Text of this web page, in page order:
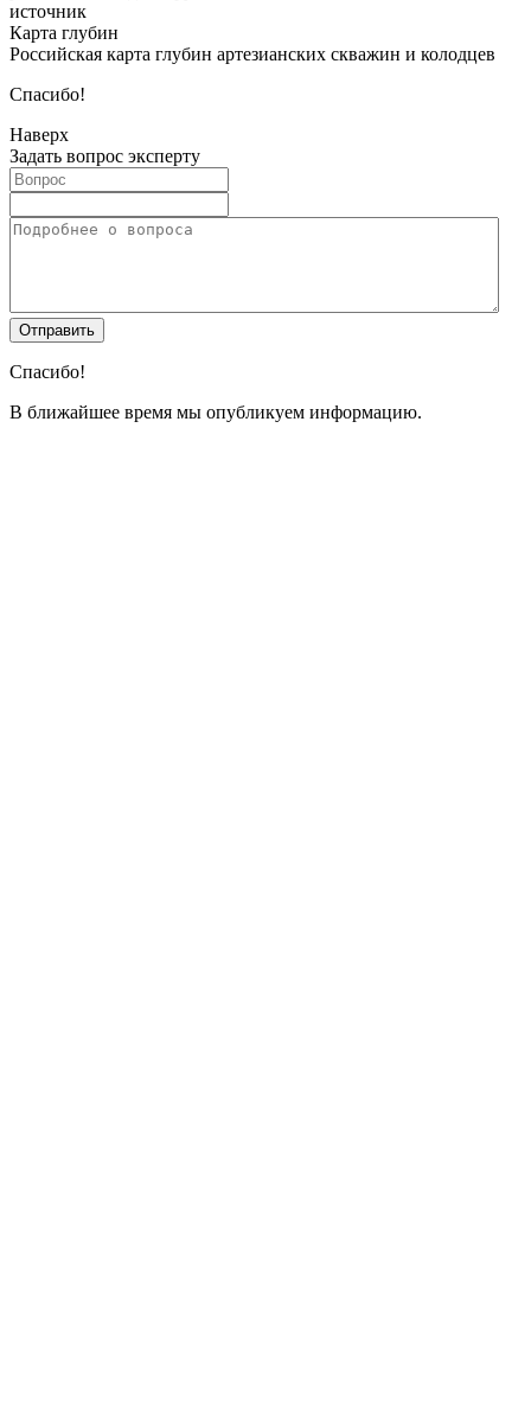
источник
Карта глубин
Российская карта глубин артезианских скважин и колодцев
Спасибо!
Наверх
Задать вопрос эксперту
Спасибо!
В ближайшее время мы опубликуем информацию.